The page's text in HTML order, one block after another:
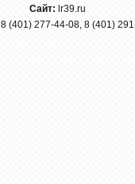
Сайт: lr39.ru
8 (401) 277-44-08, 8 (401)